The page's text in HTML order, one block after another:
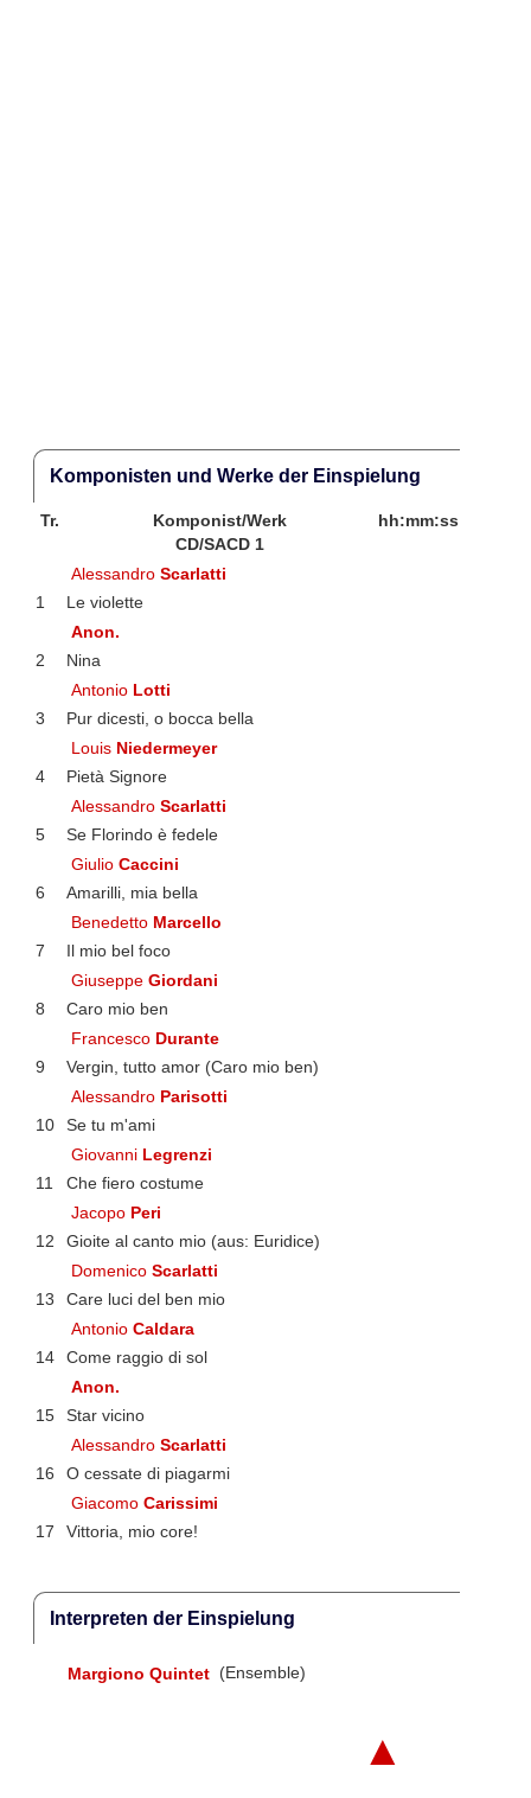
Komponisten und Werke der Einspielung
Tr. Komponist/Werk
hh:mm:ss
CD/SACD 1
AlessandroScarlatti
1
Le violette
Anon.
2
Nina
Antonio Lotti
3
Pur dicesti, o bocca bella
Louis Niedermeyer
4
Pietà Signore
AlessandroScarlatti
5
Se Florindo è fedele
GiulioCaccini
6
Amarilli, mia bella
Benedetto Marcello
7
Il mio bel foco
GiuseppeGiordani
8
Caro mio ben
Francesco Durante
9
Vergin, tutto amor (Caro mio ben)
Alessandro Parisotti
10
Se tu m'ami
Giovanni Legrenzi
11
Che fiero costume
Jacopo Peri
12
Gioite al canto mio (aus: Euridice)
DomenicoScarlatti
13
Care luci del ben mio
AntonioCaldara
14
Come raggio di sol
Anon.
15
Star vicino
AlessandroScarlatti
16
O cessate di piagarmi
GiacomoCarissimi
17
Vittoria, mio core!
Interpreten der Einspielung
Margiono Quintet (Ensemble)
▲